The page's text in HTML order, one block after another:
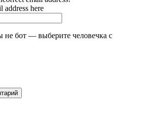
address here
не бот — выберите человечка с